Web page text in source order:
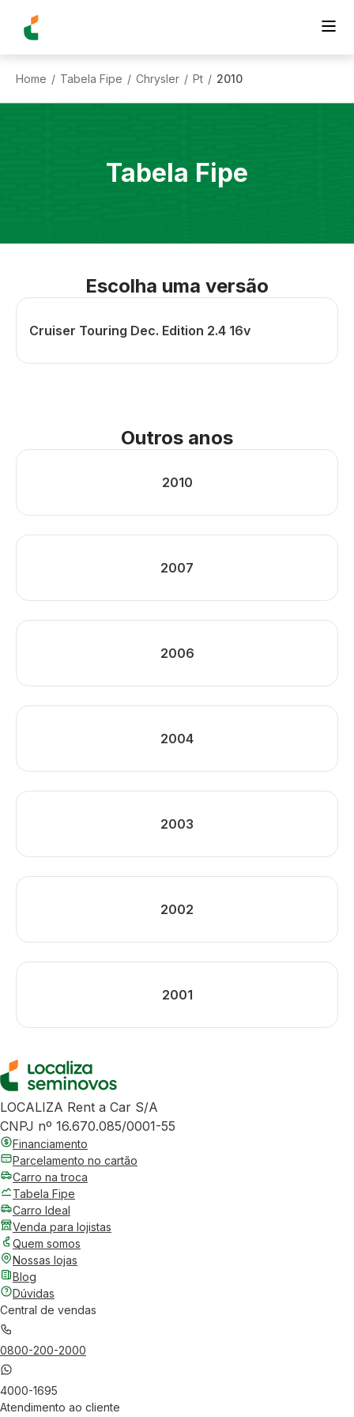
Home / Tabela Fipe / Chrysler / Pt / 2010
Tabela Fipe
Escolha uma versão
Cruiser Touring Dec. Edition 2.4 16v
Outros anos
2010
2007
2006
2004
2003
2002
2001
LOCALIZA Rent a Car S/A
CNPJ nº 16.670.085/0001-55
Financiamento
Parcelamento no cartão
Carro na troca
Tabela Fipe
Carro Ideal
Venda para lojistas
Quem somos
Nossas lojas
Blog
Dúvidas
Central de vendas
0800-200-2000
4000-1695
Atendimento ao cliente